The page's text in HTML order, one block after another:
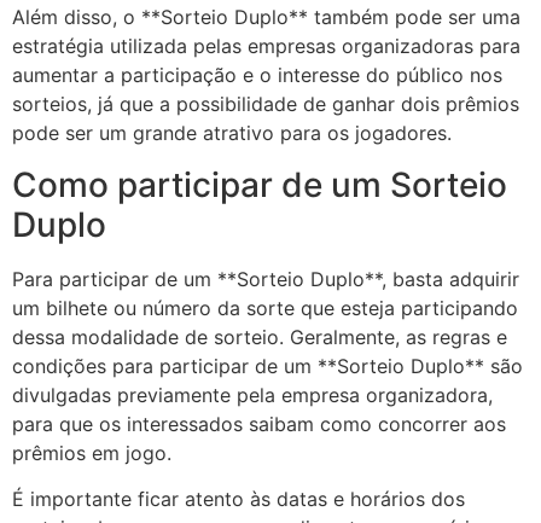
Além disso, o **Sorteio Duplo** também pode ser uma
estratégia utilizada pelas empresas organizadoras para
aumentar a participação e o interesse do público nos
sorteios, já que a possibilidade de ganhar dois prêmios
pode ser um grande atrativo para os jogadores.
Como participar de um Sorteio
Duplo
Para participar de um **Sorteio Duplo**, basta adquirir
um bilhete ou número da sorte que esteja participando
dessa modalidade de sorteio. Geralmente, as regras e
condições para participar de um **Sorteio Duplo** são
divulgadas previamente pela empresa organizadora,
para que os interessados saibam como concorrer aos
prêmios em jogo.
É importante ficar atento às datas e horários dos